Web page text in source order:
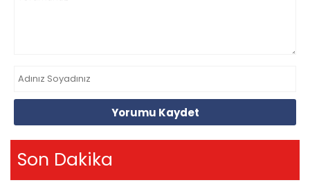
Yorumu Kaydet
Son Dakika